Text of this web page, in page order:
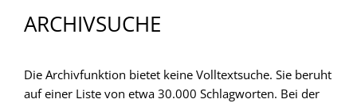
ARCHIVSUCHE
Die Archivfunktion bietet keine Volltextsuche. Sie beruht
auf einer Liste von etwa 30.000 Schlagworten. Bei der